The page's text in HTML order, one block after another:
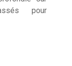
pour